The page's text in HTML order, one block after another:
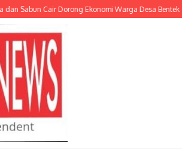
Cair Dorong Ekonomi Warga Desa Bentek